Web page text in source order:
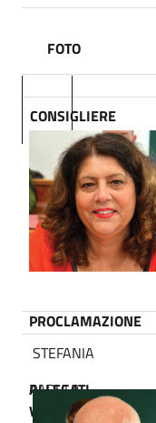
FOTO
CONSIGLIERE
CV
PEL/PEC
PROCLAMAZIONE
ALLEGATI
VARI
STEFANIA
PADULA